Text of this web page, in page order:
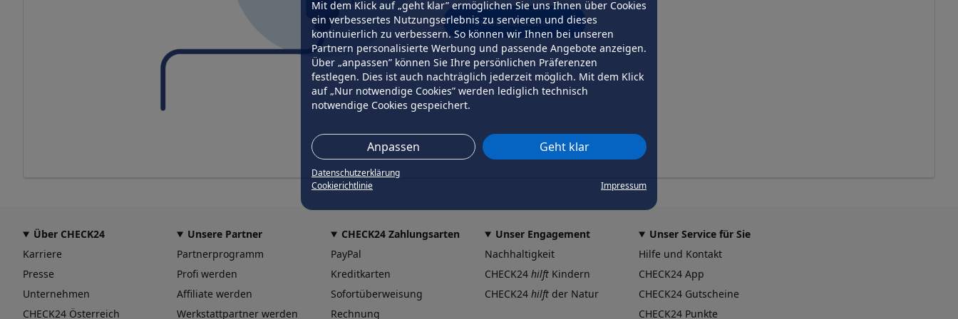
Mit dem Klick auf „geht klar” ermöglichen Sie uns Ihnen über Cookies
ein verbessertes Nutzungserlebnis zu servieren und dieses
kontinuierlich zu verbessern. So können wir Ihnen bei unseren
Partnern personalisierte Werbung und passende Angebote anzeigen.
Über „anpassen” können Sie Ihre persönlichen Präferenzen
festlegen. Dies ist auch nachträglich jederzeit möglich. Mit dem Klick
auf „Nur notwendige Cookies” werden lediglich technisch
notwendige Cookies gespeichert.
Anpassen Geht klar
Datenschutzerklärung
Cookierichtlinie
Impressum
erneut versuchen
Über CHECK24
Karriere
Presse
Unternehmen
CHECK24 Österreich
Unsere Partner
Partnerprogramm
Profi werden
Affiliate werden
Werkstattpartner werden
CHECK24 Zahlungsarten
PayPal
Kreditkarten
Sofortüberweisung
Rechnung
Unser Engagement
Nachhaltigkeit
CHECK24 hilft Kindern
CHECK24 hilft der Natur
Unser Service für Sie
Hilfe und Kontakt
CHECK24 App
CHECK24 Gutscheine
CHECK24 Punkte